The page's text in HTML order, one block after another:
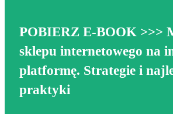
POBIERZ E-BOOK >>>
sklepu internetowego na
platformę. Strategie i
praktyki